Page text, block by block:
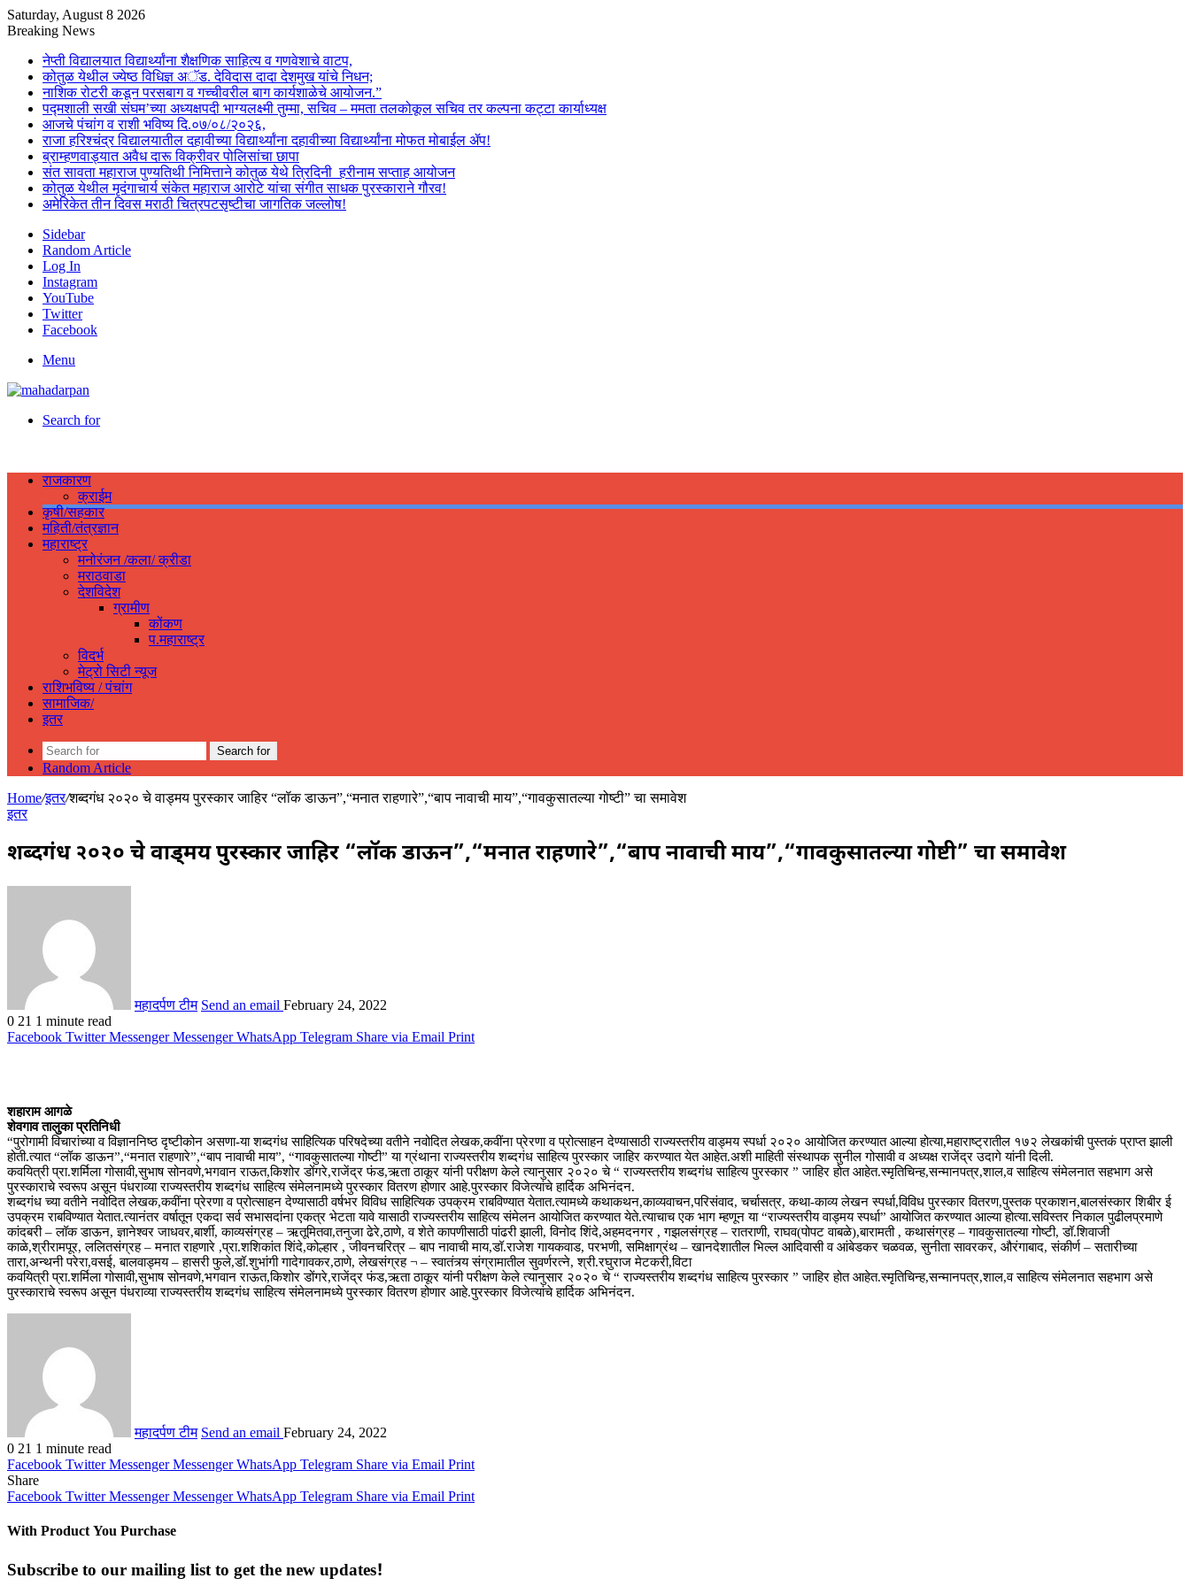
Saturday, August 8 2026
Breaking News
नेप्ती विद्यालयात विद्यार्थ्यांना शैक्षणिक साहित्य व गणवेशाचे वाटप,
कोतुळ येथील ज्येष्ठ विधिज्ञ अॅड. देविदास दादा देशमुख यांचे निधन;
नाशिक रोटरी कडून परसबाग व गच्चीवरील बाग कार्यशाळेचे आयोजन.”
पद्मशाली सखी संघम’च्या अध्यक्षपदी भाग्यलक्ष्मी तुम्मा, सचिव – ममता तलकोकूल सचिव तर कल्पना कट्टा कार्याध्यक्ष
आजचे पंचांग व राशी भविष्य दि.०७/०८/२०२६,
राजा हरिश्चंद्र विद्यालयातील दहावीच्या विद्यार्थ्यांना दहावीच्या विद्यार्थ्यांना मोफत मोबाईल ॲप!
ब्राम्हणवाड्यात अवैध दारू विक्रीवर पोलिसांचा छापा
संत सावता महाराज पुण्यतिथी निमित्ताने कोतुळ येथे त्रिदिनी हरीनाम सप्ताह आयोजन
कोतुळ येथील मृदंगाचार्य संकेत महाराज आरोटे यांचा संगीत साधक पुरस्काराने गौरव!
अमेरिकेत तीन दिवस मराठी चित्रपटसृष्टीचा जागतिक जल्लोष!
Sidebar
Random Article
Log In
Instagram
YouTube
Twitter
Facebook
Menu
Search for
राजकारण
क्राईम
कृषी/सहकार
महिती/तंत्रज्ञान
महाराष्ट्र
मनोरंजन /कला/ क्रीडा
मराठवाडा
देशविदेश
ग्रामीण
कोंकण
प.महाराष्ट्र
विदर्भ
मेट्रो सिटी न्यूज
राशिभविष्य / पंचांग
सामाजिक/
इतर
Search for
Random Article
Home/इतर/शब्दगंध २०२० चे वाड्मय पुरस्कार जाहिर “लॉक डाऊन”,“मनात राहणारे”,“बाप नावाची माय”,“गावकुसातल्या गोष्टी” चा समावेश
इतर
शब्दगंध २०२० चे वाड्मय पुरस्कार जाहिर “लॉक डाऊन”,“मनात राहणारे”,“बाप नावाची माय”,“गावकुसातल्या गोष्टी” चा समावेश
महादर्पण टीम Send an email February 24, 2022
0 21 1 minute read
Facebook Twitter Messenger Messenger WhatsApp Telegram Share via Email Print
शहाराम आगळे
शेवगाव तालुका प्रतिनिधी
“पुरोगामी विचारांच्या व विज्ञाननिष्ठ दृष्टीकोन असणा-या शब्दगंध साहित्यिक परिषदेच्या वतीने नवोदित लेखक,कवींना प्रेरणा व प्रोत्साहन देण्यासाठी राज्यस्तरीय वाड्मय स्पर्धा २०२० आयोजित करण्यात आल्या होत्या,महाराष्ट्रातील १७२ लेखकांची पुस्तकं प्राप्त झाली
होती.त्यात “लॉक डाऊन”,“मनात राहणारे”,“बाप नावाची माय”, “गावकुसातल्या गोष्टी” या ग्रंथाना राज्यस्तरीय शब्दगंध साहित्य पुरस्कार जाहिर करण्यात येत आहेत.अशी माहिती संस्थापक सुनील गोसावी व अध्यक्ष राजेंद्र उदागे यांनी दिली.
कवयित्री प्रा.शर्मिला गोसावी,सुभाष सोनवणे,भगवान राऊत,किशोर डोंगरे,राजेंद्र फंड,ऋता ठाकूर यांनी परीक्षण केले त्यानुसार २०२० चे “ राज्यस्तरीय शब्दगंध साहित्य पुरस्कार ” जाहिर होत आहेत.स्मृतिचिन्ह,सन्मानपत्र,शाल,व साहित्य संमेलनात सहभाग असे
पुरस्काराचे स्वरूप असून पंधराव्या राज्यस्तरीय शब्दगंध साहित्य संमेलनामध्ये पुरस्कार वितरण होणार आहे.पुरस्कार विजेत्यांचे हार्दिक अभिनंदन.
शब्दगंध च्या वतीने नवोदित लेखक,कवींना प्रेरणा व प्रोत्साहन देण्यासाठी वर्षभर विविध साहित्यिक उपक्रम राबविण्यात येतात.त्यामध्ये कथाकथन,काव्यवाचन,परिसंवाद, चर्चासत्र, कथा-काव्य लेखन स्पर्धा,विविध पुरस्कार वितरण,पुस्तक प्रकाशन,बालसंस्कार शिबीर ई
उपक्रम राबविण्यात येतात.त्यानंतर वर्षातून एकदा सर्व सभासदांना एकत्र भेटता यावे यासाठी राज्यस्तरीय साहित्य संमेलन आयोजित करण्यात येते.त्याचाच एक भाग म्हणून या “राज्यस्तरीय वाड्मय स्पर्धा” आयोजित करण्यात आल्या होत्या.सविस्तर निकाल पुढीलप्रमाणे
कांदबरी – लॉक डाऊन, ज्ञानेश्वर जाधवर,बार्शी, काव्यसंग्रह – ऋतूमितवा,तनुजा ढेरे,ठाणे, व शेते कापणीसाठी पांढरी झाली, विनोद शिंदे,अहमदनगर , गझलसंग्रह – रातराणी, राघव(पोपट वाबळे),बारामती , कथासंग्रह – गावकुसातल्या गोष्टी, डॉ.शिवाजी
काळे,श्रीरामपूर, ललितसंग्रह – मनात राहणारे ,प्रा.शशिकांत शिंदे,कोल्हार , जीवनचरित्र – बाप नावाची माय,डॉ.राजेश गायकवाड, परभणी, समिक्षाग्रंथ – खानदेशातील भिल्ल आदिवासी व आंबेडकर चळवळ, सुनीता सावरकर, औरंगाबाद, संकीर्ण – सतारीच्या
तारा,अन्थनी परेरा,वसई, बालवाड्मय – हासरी फुले,डॉ.शुभांगी गादेगावकर,ठाणे, लेखसंग्रह ¬ – स्वातंत्र्य संग्रामातील सुवर्णरत्ने, श्री.रघुराज मेटकरी,विटा
कवयित्री प्रा.शर्मिला गोसावी,सुभाष सोनवणे,भगवान राऊत,किशोर डोंगरे,राजेंद्र फंड,ऋता ठाकूर यांनी परीक्षण केले त्यानुसार २०२० चे “ राज्यस्तरीय शब्दगंध साहित्य पुरस्कार ” जाहिर होत आहेत.स्मृतिचिन्ह,सन्मानपत्र,शाल,व साहित्य संमेलनात सहभाग असे
पुरस्काराचे स्वरूप असून पंधराव्या राज्यस्तरीय शब्दगंध साहित्य संमेलनामध्ये पुरस्कार वितरण होणार आहे.पुरस्कार विजेत्यांचे हार्दिक अभिनंदन.
महादर्पण टीम Send an email February 24, 2022
0 21 1 minute read
Facebook Twitter Messenger Messenger WhatsApp Telegram Share via Email Print
Share
Facebook Twitter Messenger Messenger WhatsApp Telegram Share via Email Print
With Product You Purchase
Subscribe to our mailing list to get the new updates!